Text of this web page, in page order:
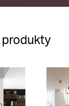
produkty